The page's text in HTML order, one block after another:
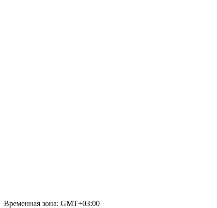
Временная зона: GMT+03:00